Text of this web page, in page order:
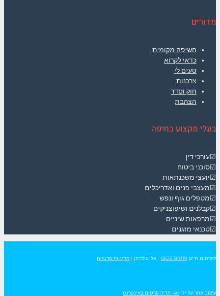
מדורים
חשיפה מקומית
כדאי לקרוא
טעים לי
צרכנות
חוק וסדר
הצהבת
בעלי מקצוע בחיפה
☑עורכי דין
☑סוכני ביטוח
☑יועצי משכנתאות
☑מעצבי פנים ואדריכלים
☑מטפלים גוף ונפש
☑קבלנים ושיפוצניקים
☑מרפאות שיניים
☑טכנאי מזגנים
לפרסום חייגו 0523190319 - אלי גולדמן | מדיניות פרטיות
עיצוב אתר על ידי אגו מדיה פרסום באינטרנט